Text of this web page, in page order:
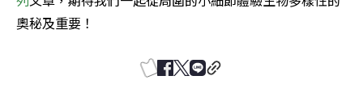
奧秘及重要！